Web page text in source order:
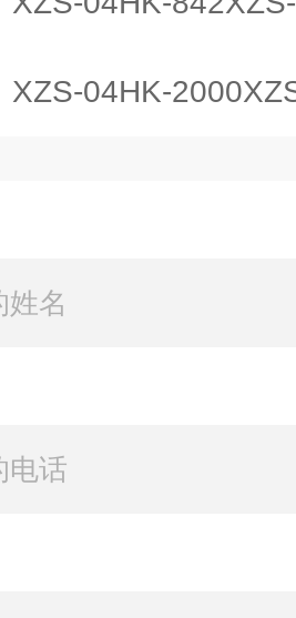
XZS-04HK-2000XZS-